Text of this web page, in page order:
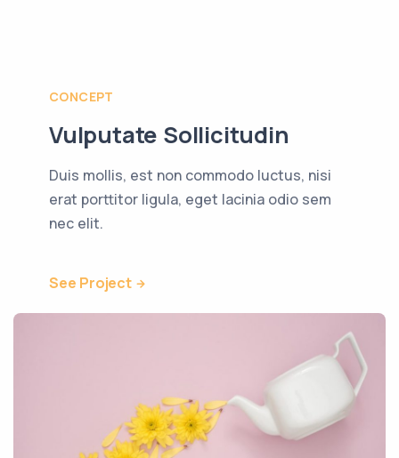
CONCEPT
Vulputate Sollicitudin
Duis mollis, est non commodo luctus, nisi
erat porttitor ligula, eget lacinia odio sem
nec elit.
See Project